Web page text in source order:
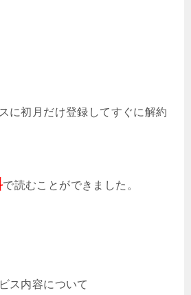
に初月だけ登録してすぐに解約
で読むことができました。
ス内容について